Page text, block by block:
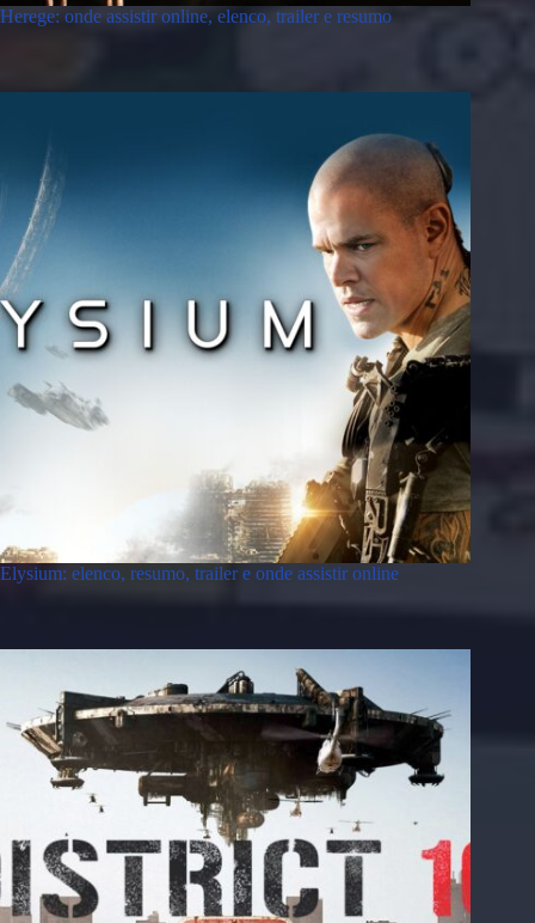
Herege: onde assistir online, elenco, trailer e resumo
Elysium: elenco, resumo, trailer e onde assistir online